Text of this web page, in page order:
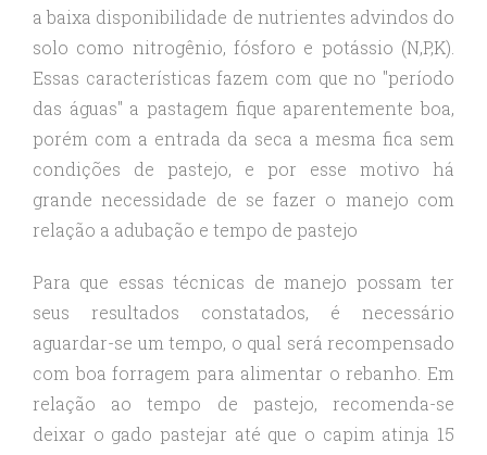
a baixa disponibilidade de nutrientes advindos do
solo como nitrogênio, fósforo e potássio (N,P,K).
Essas características fazem com que no "período
das águas" a pastagem fique aparentemente boa,
porém com a entrada da seca a mesma fica sem
condições de pastejo, e por esse motivo há
grande necessidade de se fazer o manejo com
relação a adubação e tempo de pastejo
Para que essas técnicas de manejo possam ter
seus resultados constatados, é necessário
aguardar-se um tempo, o qual será recompensado
com boa forragem para alimentar o rebanho. Em
relação ao tempo de pastejo, recomenda-se
deixar o gado pastejar até que o capim atinja 15